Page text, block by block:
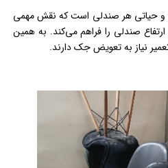
حیاتی هر صندلی است که نقش مهمی
صندلی را فراهم می‌کند. به همین
نیاز به تعویض جک دارند.